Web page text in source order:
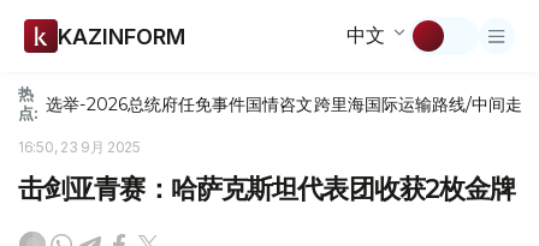
KAZINFORM 中文
热
点: 选举-2026总统府任免事件国情咨文跨里海国际运输路线/中间走廊
16:50, 23 9月 2025
击剑亚青赛：哈萨克斯坦代表团收获2枚金牌